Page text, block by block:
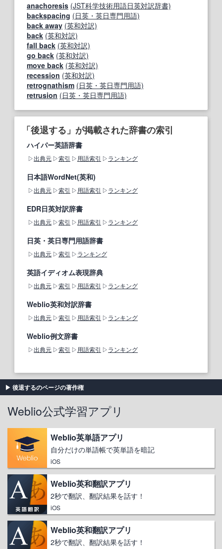
anachoresis (JST科学技術用語日英対訳辞書)
backspacing (日英・英日専門用語)
back away (英和対訳)
back (英和対訳)
fall back (英和対訳)
go back (英和対訳)
move back (英和対訳)
recession (英和対訳)
retrognathism (日英・英日専門用語)
retrusion (日英・英日専門用語)
「後退する」が掲載された辞書の索引
ハイパー英語辞書
出典元 索引 用語索引 ランキング
日本語WordNet(英和)
出典元 索引 用語索引 ランキング
EDR日英対訳辞書
出典元 索引 用語索引 ランキング
日英・英日専門用語辞書
出典元 索引 ランキング
英語イディオム表現辞典
出典元 索引 用語索引 ランキング
Weblio英和対訳辞書
出典元 索引 用語索引 ランキング
Weblio例文辞書
出典元 索引 用語索引 ランキング
後退するのページの著作権
Weblio公式学習アプリ
Weblio英単語アプリ
自分だけの単語帳で英単語を暗記
iOS
Weblio英和翻訳アプリ
2秒で翻訳、翻訳結果を話す！
iOS
Weblio英和翻訳アプリ
2秒で翻訳、翻訳結果を話す！